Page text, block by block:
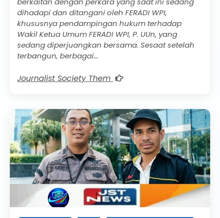
dihadapi dan ditangani oleh FERADI WPI,
khususnya pendampingan hukum terhadap
Wakil Ketua Umum FERADI WPI, P. UUn, yang
sedang diperjuangkan bersama. Sesaat setelah
terbangun, berbagai…
Journalist Society Them